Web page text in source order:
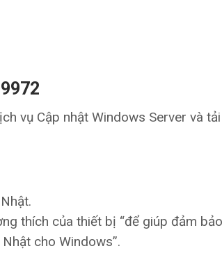
vụ Cập nhật Windows Server và tải
thích của thiết bị “để giúp đảm
cho Windows”.